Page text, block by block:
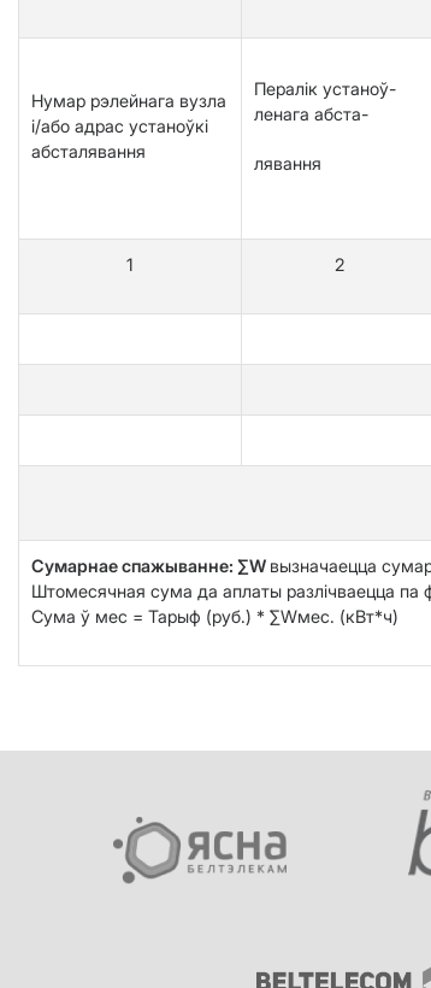
Нумар рэлейнага вузла
і/або адрас устаноўкі
абсталявання
Пералік устаноў-
ленага абста-
лявання
1 2
Сумарнае спажыванне: ∑W вызначаецца
Штомесячная сума да аплаты разлічваецца па
Сума ў мес = Тарыф (руб.) * ∑Wмес. (кВт*ч)